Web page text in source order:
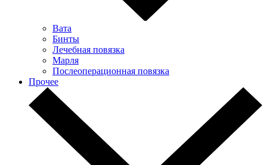
Вата
Бинты
Лечебная повязка
Марля
Послеоперационная повязка
Прочее